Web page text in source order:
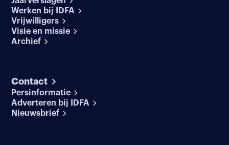
Werken bij IDFA
Vrijwilligers
Visie en missie
Archief
Contact
Persinformatie
Adverteren bij IDFA
Nieuwsbrief